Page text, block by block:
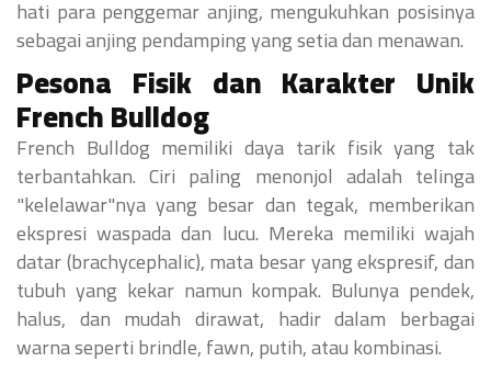
hati para penggemar anjing, mengukuhkan posisinya
sebagai anjing pendamping yang setia dan menawan.
Pesona Fisik dan Karakter Unik
French Bulldog
French Bulldog memiliki daya tarik fisik yang tak
terbantahkan. Ciri paling menonjol adalah telinga
"kelelawar"nya yang besar dan tegak, memberikan
ekspresi waspada dan lucu. Mereka memiliki wajah
datar (brachycephalic), mata besar yang ekspresif, dan
tubuh yang kekar namun kompak. Bulunya pendek,
halus, dan mudah dirawat, hadir dalam berbagai
warna seperti brindle, fawn, putih, atau kombinasi.